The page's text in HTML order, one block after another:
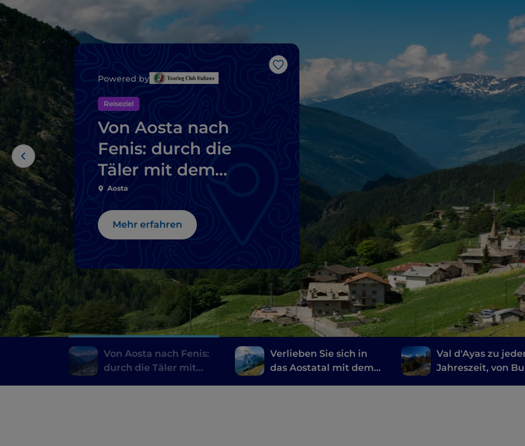
Like
Powered by
Reiseziel
Von Aosta nach
Fenis: durch die
Täler mit dem
Motorrad
Aosta
Mehr erfahren
Von Aosta nach Fenis:
durch die Täler mit
Verlieben Sie sich in
das Aostatal mit dem
Val d'Ayas zu
Jahreszeit, von